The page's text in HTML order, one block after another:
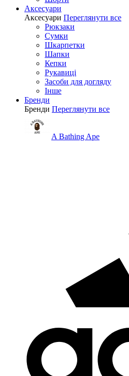
Аксесуари
Аксесуари Переглянути все
Рюкзаки
Сумки
Шкарпетки
Шапки
Кепки
Рукавиці
Засоби для догляду
Інше
Бренди
Бренди Переглянути все
A Bathing Ape